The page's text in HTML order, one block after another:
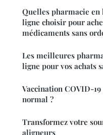
Quelles pharmacie
ligne choisir pour
médicaments sans
Les meilleures
ligne pour vos achats
Vaccination COVID-
normal ?
Transformez votre
aligneurs